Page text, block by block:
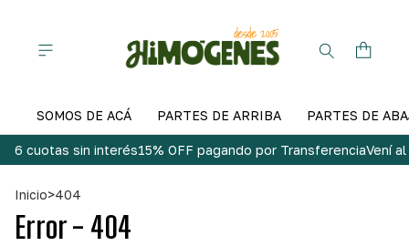
SOMOS DE ACÁ PARTES DE ARRIBA PARTES DE
6 cuotas sin interés15% OFF pagando por TransferenciaVení
Inicio>404
Error - 404